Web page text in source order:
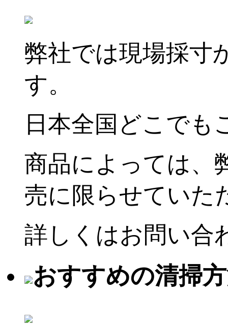
弊社では現場採寸
す。
日本全国どこでも
商品によっては、
売に限らせていた
詳しくはお問い合
おすすめの清掃